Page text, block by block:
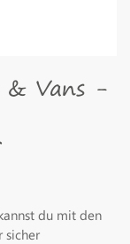
& Vans -
du mit den
sicher